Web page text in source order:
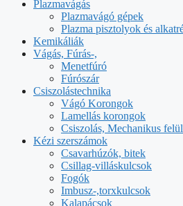
Plazmavágás
Plazmavágó gépek
Plazma pisztolyok és
Kemikáliák
Vágás, Fúrás-,
Menetfúró
Fúrószár
Csiszolástechnika
Vágó Korongok
Lamellás korongok
Csiszolás, Mechanikus
Kézi szerszámok
Csavarhúzók, bitek
Csillag-villáskulcsok
Fogók
Imbusz-,torxkulcsok
Kalapácsok